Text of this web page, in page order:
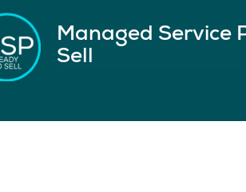
Managed Service
Sell